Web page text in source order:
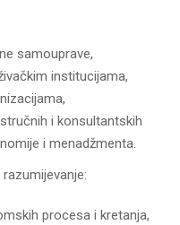
samouprave,
institucijama,
i konsultantskih
i menadžmenta.
procesa i kretanja,